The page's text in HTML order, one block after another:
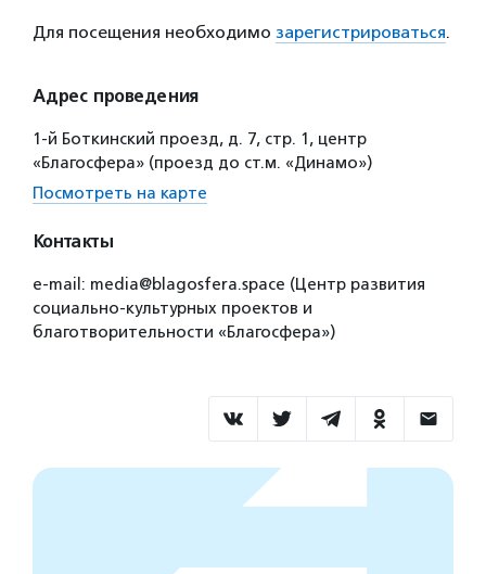
Для посещения необходимо зарегистрироваться.
Адрес проведения
1-й Боткинский проезд, д. 7, стр. 1, центр
«Благосфера» (проезд до ст.м. «Динамо»)
Посмотреть на карте
Контакты
e-mail: media@blagosfera.space (Центр развития
социально-культурных проектов и
благотворительности «Благосфера»)